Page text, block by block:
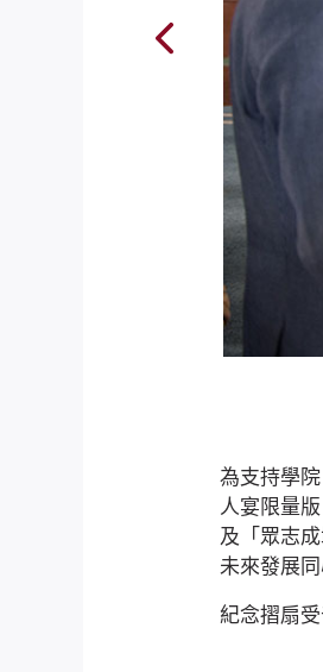
為支持學
人宴限量
及「眾志
未來發展
紀念摺扇